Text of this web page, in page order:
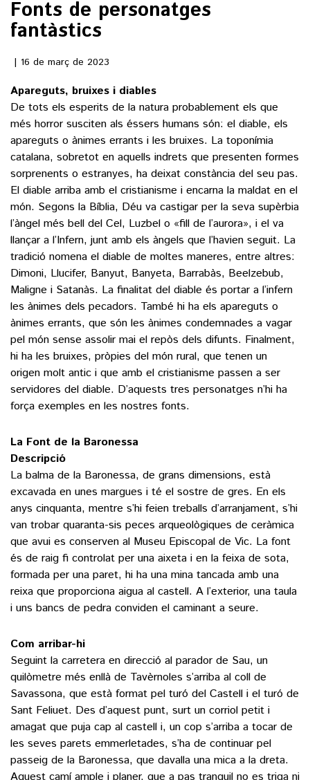
POLÍTICA
ECONOMIA
VEURE TOTES
ESPORTS
FUTBOL
HOQUEI PATINS
MOTOR
VEURE TOTES
CULTURA
ARTS ESCÈNIQUES
CULTURA POPULAR
LLIBRES
CALAIX
VEURE TOTES
SUPLEMENTS
FOTOGALERIES
9MAGAZÍN
AGENDA
BLOGOSFERA
Fonts de personatges
fantàstics
16 de març de 2023
Apareguts, bruixes i diables
De tots els esperits de la natura probablement els que
més horror susciten als éssers humans són: el diable, els
apareguts o ànimes errants i les bruixes. La toponímia
catalana, sobretot en aquells indrets que presenten formes
sorprenents o estranyes, ha deixat constància del seu pas.
El diable arriba amb el cristianisme i encarna la maldat en el
món. Segons la Bíblia, Déu va castigar per la seva supèrbia
l’àngel més bell del Cel, Luzbel o «fill de l’aurora», i el va
llançar a l’Infern, junt amb els àngels que l’havien seguit. La
tradició nomena el diable de moltes maneres, entre altres:
Dimoni, Llucifer, Banyut, Banyeta, Barrabàs, Beelzebub,
Maligne i Satanàs. La finalitat del diable és portar a l’infern
les ànimes dels pecadors. També hi ha els apareguts o
ànimes errants, que són les ànimes condemnades a vagar
pel món sense assolir mai el repòs dels difunts. Finalment,
hi ha les bruixes, pròpies del món rural, que tenen un
origen molt antic i que amb el cristianisme passen a ser
servidores del diable. D’aquests tres personatges n’hi ha
força exemples en les nostres fonts.
La Font de la Baronessa
Descripció
La balma de la Baronessa, de grans dimensions, està
excavada en unes margues i té el sostre de gres. En els
anys cinquanta, mentre s’hi feien treballs d’arranjament, s’hi
van trobar quaranta-sis peces arqueològiques de ceràmica
que avui es conserven al Museu Episcopal de Vic. La font
és de raig fi controlat per una aixeta i en la feixa de sota,
formada per una paret, hi ha una mina tancada amb una
reixa que proporciona aigua al castell. A l’exterior, una taula
i uns bancs de pedra conviden el caminant a seure.
Com arribar-hi
Seguint la carretera en direcció al parador de Sau, un
quilòmetre més enllà de Tavèrnoles s’arriba al coll de
Savassona, que està format pel turó del Castell i el turó de
Sant Feliuet. Des d’aquest punt, surt un corriol petit i
amagat que puja cap al castell i, un cop s’arriba a tocar de
les seves parets emmerletades, s’ha de continuar pel
passeig de la Baronessa, que davalla una mica a la dreta.